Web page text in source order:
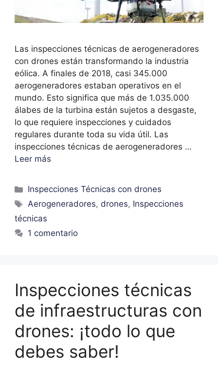
Las inspecciones técnicas de aerogeneradores
con drones están transformando la industria
eólica. A finales de 2018, casi 345.000
aerogeneradores estaban operativos en el
mundo. Esto significa que más de 1.035.000
álabes de la turbina están sujetos a desgaste,
lo que requiere inspecciones y cuidados
regulares durante toda su vida útil. Las
inspecciones técnicas de aerogeneradores …
Leer más
Inspecciones Técnicas con drones
Aerogeneradores, drones, Inspecciones
técnicas
1 comentario
Inspecciones técnicas
de infraestructuras con
drones: ¡todo lo que
debes saber!